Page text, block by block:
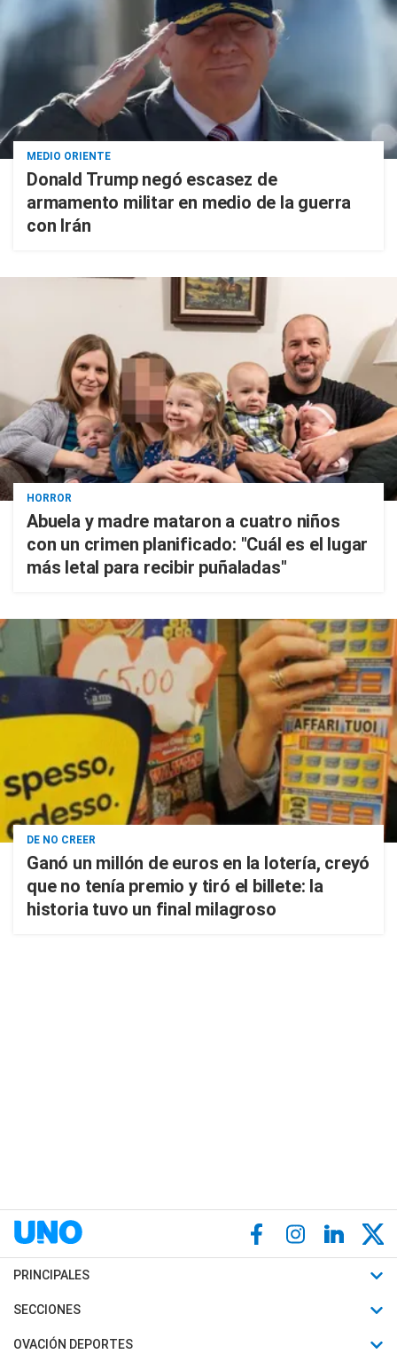
MEDIO ORIENTE
Donald Trump negó escasez de
armamento militar en medio de la guerra
con Irán
HORROR
Abuela y madre mataron a cuatro niños
con un crimen planificado: "Cuál es el lugar
más letal para recibir puñaladas"
DE NO CREER
Ganó un millón de euros en la lotería, creyó
que no tenía premio y tiró el billete: la
historia tuvo un final milagroso
PRINCIPALES
Últimas Noticias
Política
SECCIONES
Horóscopo
OVACIÓN DEPORTES